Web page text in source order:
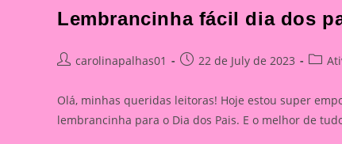
Lembrancinha fácil dia dos
Postcarolinapalhas01
Post22 de July de 2023
Post
Olá, minhas queridas leitoras! Hoje estou super
lembrancinha para o Dia dos Pais. E o melhor de